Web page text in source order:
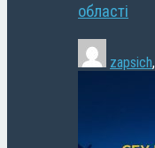
області
zapsich,